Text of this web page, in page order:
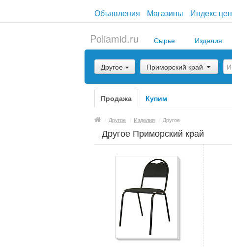
Объявления Магазины Индекс цен
Poliamid.ru Сырье Изделия
Другое Приморский край
Продажа Купим
/ Другое / Изделия / Другое
Другое Приморский край